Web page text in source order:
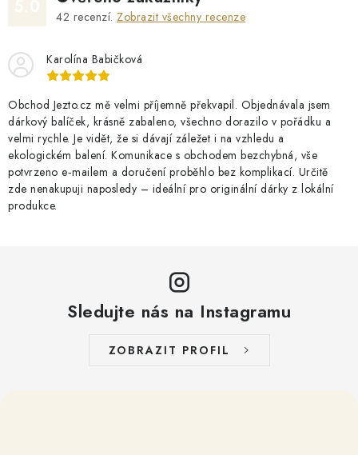
42 recenzí. Zobrazit všechny recenze
Karolína Babičková
Obchod Jezto.cz mě velmi příjemně překvapil. Objednávala jsem
dárkový balíček, krásně zabaleno, všechno dorazilo v pořádku a
velmi rychle. Je vidět, že si dávají záležet i na vzhledu a
ekologickém balení. Komunikace s obchodem bezchybná, vše
potvrzeno e‑mailem a doručení proběhlo bez komplikací. Určitě
zde nenakupuji naposledy – ideální pro originální dárky z lokální
produkce.
Sledujte nás na Instagramu
ZOBRAZIT PROFIL